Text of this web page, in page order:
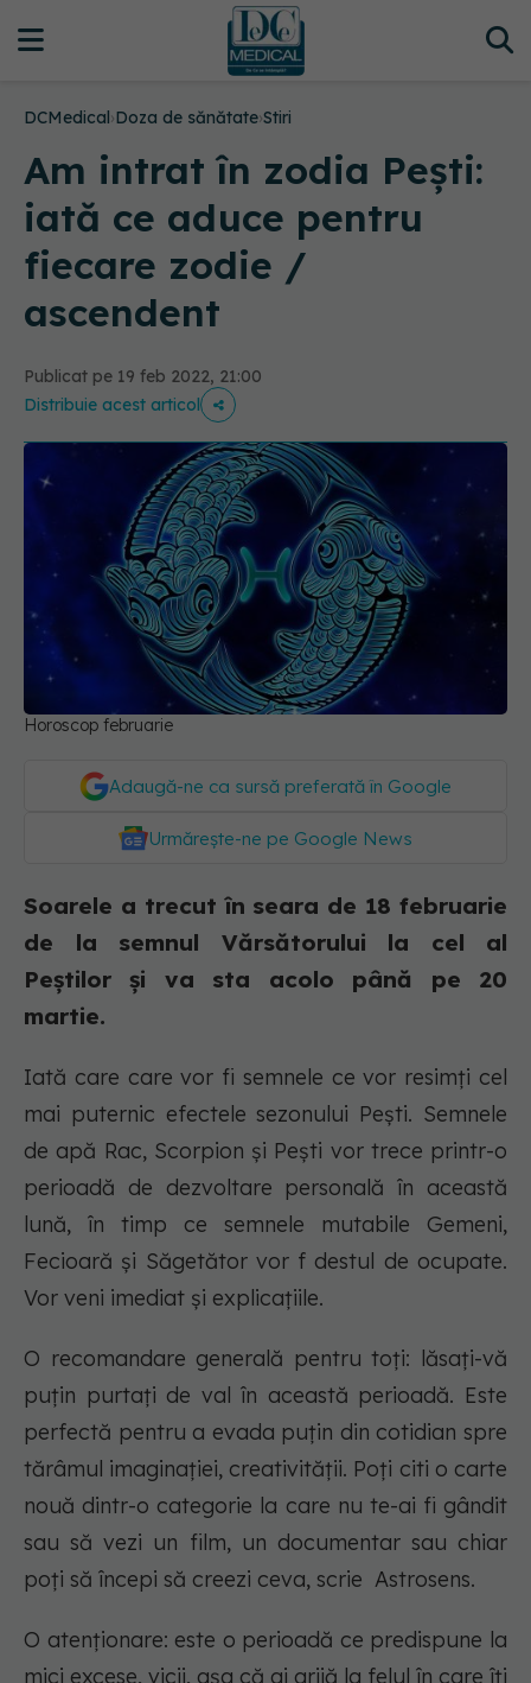
DCMedical›Doza de sănătate›Stiri
Am intrat în zodia Pești:
iată ce aduce pentru
fiecare zodie /
ascendent
Publicat pe 19 feb 2022, 21:00
Distribuie acest articol
Horoscop februarie
Adaugă-ne ca sursă preferată în Google
Urmărește-ne pe Google News
Soarele a trecut în seara de 18 februarie
de la semnul Vărsătorului la cel al
Peştilor şi va sta acolo până pe 20
martie.
Iată care care vor fi semnele ce vor resimţi cel
mai puternic efectele sezonului Peşti. Semnele
de apă Rac, Scorpion și Pești vor trece printr-o
perioadă de dezvoltare personală în această
lună, în timp ce semnele mutabile Gemeni,
Fecioară și Săgetător vor f destul de ocupate.
Vor veni imediat şi explicaţiile.
O recomandare generală pentru toţi: lăsaţi-vă
puţin purtaţi de val în această perioadă. Este
perfectă pentru a evada puţin din cotidian spre
tărâmul imaginaţiei, creativităţii. Poţi citi o carte
nouă dintr-o categorie la care nu te-ai fi gândit
sau să vezi un film, un documentar sau chiar
poţi să începi să creezi ceva, scrie Astrosens.
O atenţionare: este o perioadă ce predispune la
mici excese, vicii, aşa că ai grijă la felul în care îţi